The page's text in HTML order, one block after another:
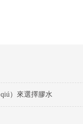
）來選擇膠水